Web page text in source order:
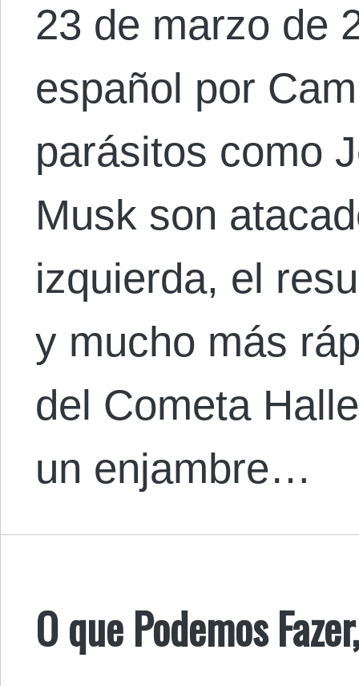
23 de marzo de
español por
parásitos como
Musk son
izquierda, el
y mucho más
del Cometa
un enjambre…
O que Podemos